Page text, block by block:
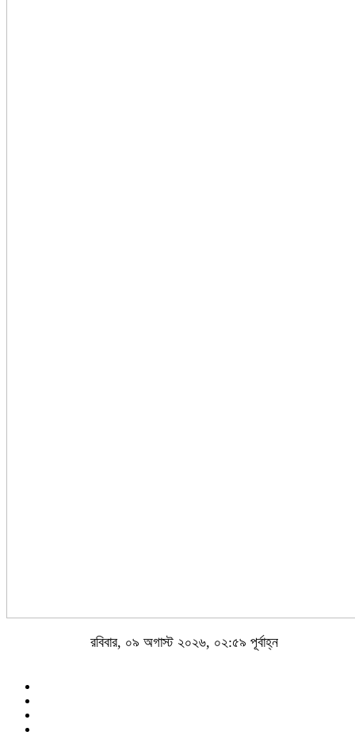
রবিবার, ০৯ অগাস্ট ২০২৬, ০২:৫৯ পূর্বাহ্ন